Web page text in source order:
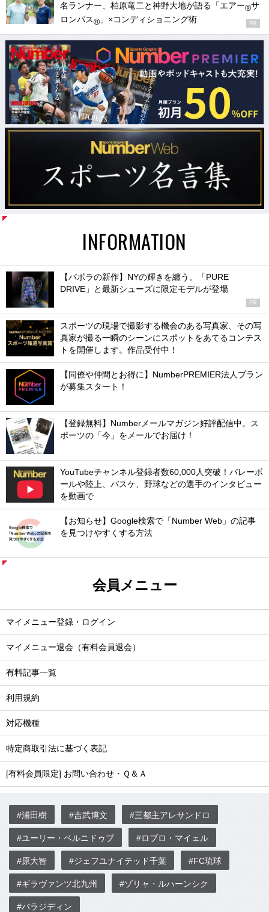
名ランナー、柏原竜二と神野大地が語る「エアー®サ
ロンパス® 」×コンディショニング術 PR
INFORMATION
【バボラの新作】NYの輝きを纏う。「PURE
DRIVE」と最新シューズに限定モデルが登場
PR
スポーツの現場で撮影する機会のある写真家、その写
真家が撮る一瞬のシーンにスポットをあてるコンテス
トを開催します。作品受付中！
【同僚や仲間とお得に】NumberPREMIER法人プラン
が募集スタート！
【登録無料】Numberメールマガジン好評配信中。ス
ポーツの「今」をメールでお届け！
YouTubeチャンネル登録者数60,000人突破！バレーボ
ールや陸上、バスケ、野球などの選手のインタビュー
を動画で
【お知らせ】Google検索で「Number Web」の記事
を見つけやすくする方法
会員メニュー
マイメニュー登録・ログイン
マイメニュー退会（有料会員退会）
有料記事一覧
利用規約
対応機種
特定商取引法に基づく表記
[有料会員限定] お問い合わせ・Ｑ＆Ａ
#浦田樹 #吉武博文 #三都主アレサンドロ
#ユーリー・ベルニドゥブ #ロブロ・マイェル
#原大智 #ジェフユナイテッド千葉 #FC琉球
#ギラヴァンツ北九州 #ゾリャ・ルハーンシク
#バラジディン